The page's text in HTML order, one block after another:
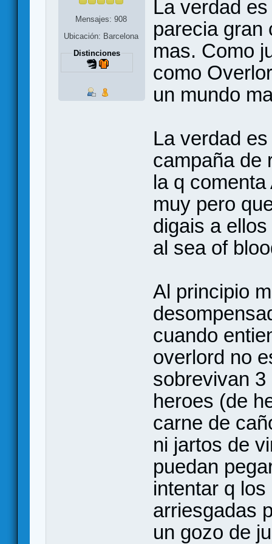
Mensajes: 908
Ubicación: Barcelona
Distinciones
La verdad
parecia gran
mas. Como
como
un mundo
La verdad
campaña de
la q
muy pero
digais a
al sea of
Al principio
cuando
overlord no
sobrevivan
heroes (de
carne de
ni jartos de
puedan
intentar q
arriesgadas
un gozo de